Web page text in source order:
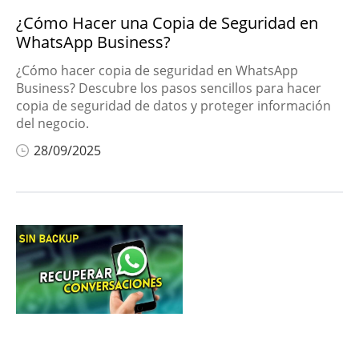
Desbloquear
Android
Trucos de PC
Control Parental
¿Cómo Hacer una Copia de Seguridad en
WhatsApp Business?
¿Cómo hacer copia de seguridad en WhatsApp
Business? Descubre los pasos sencillos para hacer
copia de seguridad de datos y proteger información
del negocio.
28/09/2025